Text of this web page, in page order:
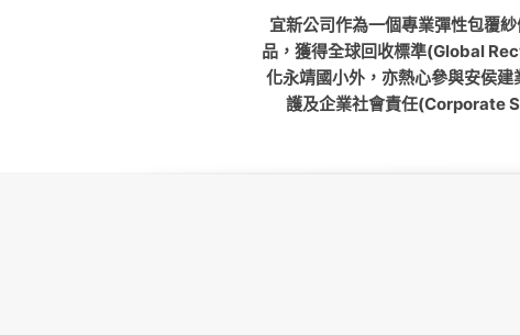
宜新公司作為一個專業彈性包覆
品，獲得全球回收標準(Global
化永靖國小外，亦熱心參與安侯
護及企業社會責任(Corporate